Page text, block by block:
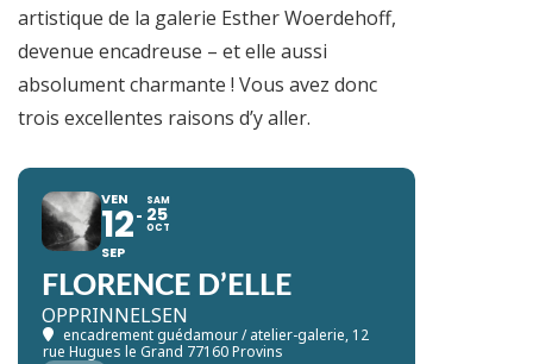
artistique de la galerie Esther Woerdehoff,
devenue encadreuse – et elle aussi
absolument charmante ! Vous avez donc
trois excellentes raisons d’y aller.
VEN
12
SEP
SAM
25
OCT
FLORENCE D’ELLE
OPPRINNELSEN
encadrement guédamour / atelier-galerie, 12
rue Hugues le Grand 77160 Provins